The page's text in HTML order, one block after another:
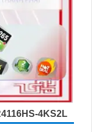
4KS2L